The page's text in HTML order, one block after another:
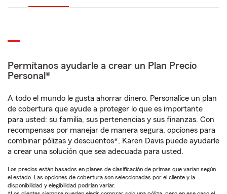
Permítanos ayudarle a crear un Plan Precio
Personal®
A todo el mundo le gusta ahorrar dinero. Personalice un plan
de cobertura que ayude a proteger lo que es importante
para usted: su familia, sus pertenencias y sus finanzas. Con
recompensas por manejar de manera segura, opciones para
combinar pólizas y descuentos*, Karen Davis puede ayudarle
a crear una solución que sea adecuada para usted.
Los precios están basados en planes de clasificación de primas que varían según
el estado. Las opciones de cobertura son seleccionadas por el cliente y la
disponibilidad y elegibilidad podrían variar.